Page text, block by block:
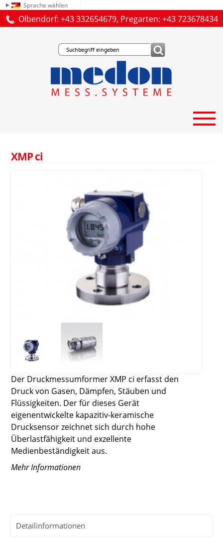
Sprache wählen
Olbendorf: +43 332654679, Pregarten: +43 723678434
XMP ci
Der Druckmessumformer XMP ci erfasst den
Druck von Gasen, Dämpfen, Stäuben und
Flüssigkeiten. Der für dieses Gerät
eigenentwickelte kapazitiv-keramische
Drucksensor zeichnet sich durch hohe
Überlastfähigkeit und exzellente
Medienbeständigkeit aus.
Mehr Informationen
Detailinformationen